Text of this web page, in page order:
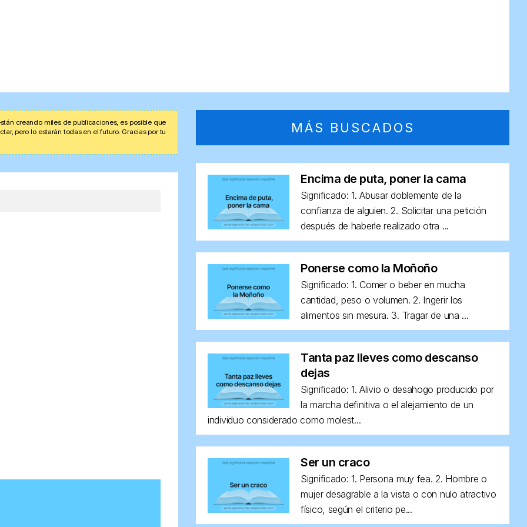
creando miles de publicaciones, es posible que
pero lo estarán todas en el futuro. Gracias por tu
MÁS BUSCADOS
Encima de puta, poner la cama
Significado: 1. Abusar doblemente de la
confianza de alguien. 2. Solicitar una petición
después de haberle realizado otra ...
Ponerse como la Moñoño
Significado: 1. Comer o beber en mucha
cantidad, peso o volumen. 2. Ingerir los
alimentos sin mesura. 3. Tragar de una ...
Tanta paz lleves como descanso
dejas
Significado: 1. Alivio o desahogo producido por
la marcha definitiva o el alejamiento de un
individuo considerado como molest...
Ser un craco
Significado: 1. Persona muy fea. 2. Hombre o
mujer desagrable a la vista o con nulo atractivo
físico, según el criterio pe...